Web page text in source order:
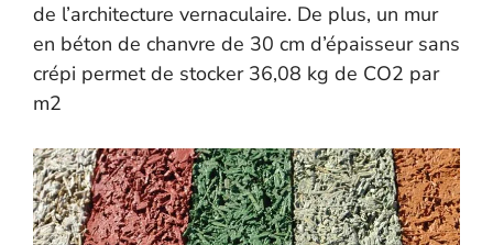
de l’architecture vernaculaire. De plus, un mur
en béton de chanvre de 30 cm d’épaisseur sans
crépi permet de stocker 36,08 kg de CO2 par
m2